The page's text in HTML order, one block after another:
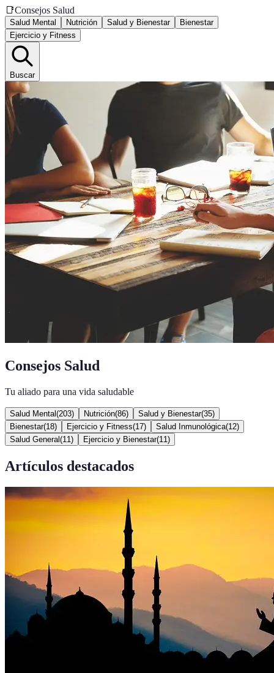
📑Consejos Salud
Salud Mental Nutrición Salud y Bienestar
Bienestar
Ejercicio y Fitness
Buscar
Consejos Salud
Tu aliado para una vida saludable
Salud Mental (203) Nutrición(86) Salud y Bienestar(35)
Bienestar(18) Ejercicio y Fitness(17) Salud Inmunológica(12)
Salud General (11 ) Ejercicio y Bienestar(11 )
Artículos destacados